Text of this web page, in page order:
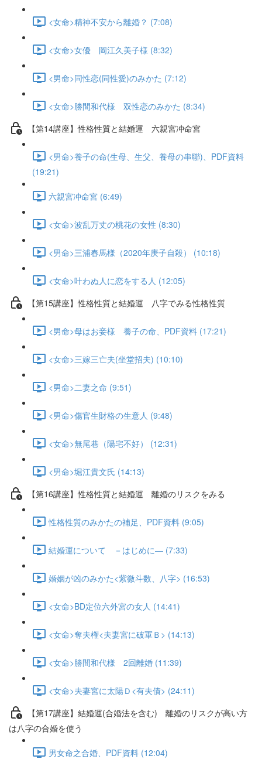
<女命>精神不安から離婚？ (7:08)
<女命>女優 岡江久美子様 (8:32)
<男命>同性恋(同性愛)のみかた (7:12)
<女命>勝間和代様 双性恋のみかた (8:34)
【第14講座】性格性質と結婚運 六親宮冲命宮
<男命>養子の命(生母、生父、養母の串聯)、PDF資料
(19:21)
六親宮冲命宮 (6:49)
<女命>波乱万丈の桃花の女性 (8:30)
<男命>三浦春馬様（2020年庚子自殺） (10:18)
<女命>叶わぬ人に恋をする人 (12:05)
【第15講座】性格性質と結婚運 八字でみる性格性質
<男命>母はお妾様 養子の命、PDF資料 (17:21)
<女命>三嫁三亡夫(坐堂招夫) (10:10)
<男命>二妻之命 (9:51)
<男命>傷官生財格の生意人 (9:48)
<女命>無尾巷（陽宅不好） (12:31)
<男命>堀江貴文氏 (14:13)
【第16講座】性格性質と結婚運 離婚のリスクをみる
性格性質のみかたの補足、PDF資料 (9:05)
結婚運について －はじめに― (7:33)
婚姻が凶のみかた<紫微斗数、八字> (16:53)
<女命>BD定位六外宮の女人 (14:41)
<女命>奪夫権<夫妻宮に破軍Ｂ> (14:13)
<女命>勝間和代様 2回離婚 (11:39)
<女命>夫妻宮に太陽Ｄ<有夫債> (24:11)
【第17講座】結婚運(合婚法を含む) 離婚のリスクが高い方
は八字の合婚を使う
男女命之合婚、PDF資料 (12:04)